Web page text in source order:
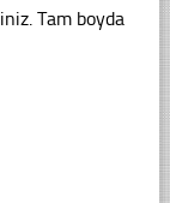
Tam boyda